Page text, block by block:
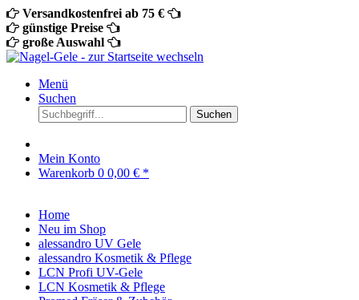
Versandkostenfrei ab 75 €
günstige Preise
große Auswahl
Menü
Suchen
Suchen
Mein Konto
Warenkorb 0 0,00 € *
Home
Neu im Shop
alessandro UV Gele
alessandro Kosmetik & Pflege
LCN Profi UV-Gele
LCN Kosmetik & Pflege